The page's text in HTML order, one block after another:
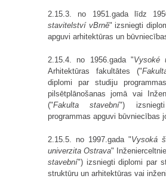
2.15.3. no 1951.gada līdz
stavitelství vBrně" izsniegti
apguvi arhitektūras un
2.15.4. no 1956.gada "Vysoké
Arhitektūras fakultātes ("
diplomi par studiju
pilsētplānošanas jomā vai
("Fakulta stavební")
programmas apguvi būvniecības
2.15.5. no 1997.gada "Vysoká
univerzita Ostrava"
stavební") izsniegti diplomi par
struktūru un arhitektūras vai